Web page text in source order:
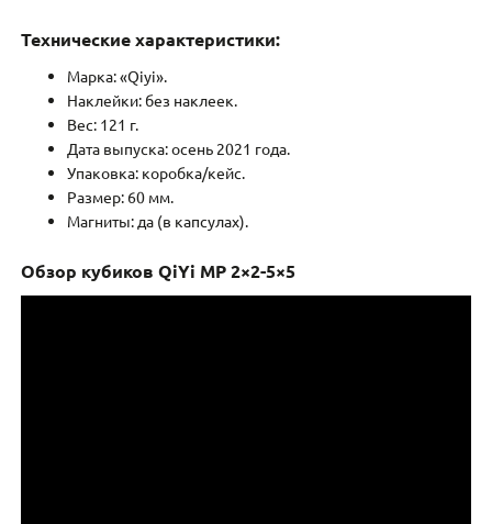
Технические характеристики:
Марка: «Qiyi».
Наклейки: без наклеек.
Вес: 121 г.
Дата выпуска: осень 2021 года.
Упаковка: коробка/кейс.
Размер: 60 мм.
Магниты: да (в капсулах).
Обзор кубиков QiYi MP 2×2-5×5